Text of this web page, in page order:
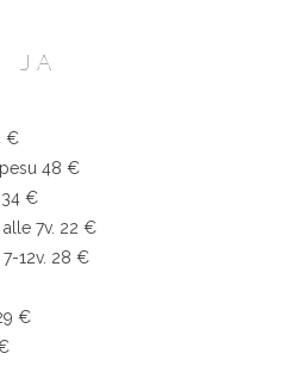
JA
€
48 €
34 €
alle 7v. 22 €
7-12v. 28 €
€